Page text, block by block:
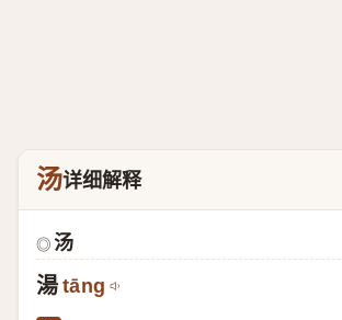
汤详细解释
◎ 汤
湯 tāng